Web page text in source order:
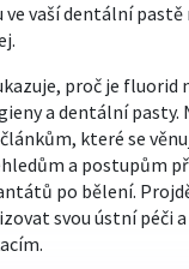
vaší dentální
proč je fluorid
a dentální pasty.
které se
a postupům
po bělení.
svou ústní péči